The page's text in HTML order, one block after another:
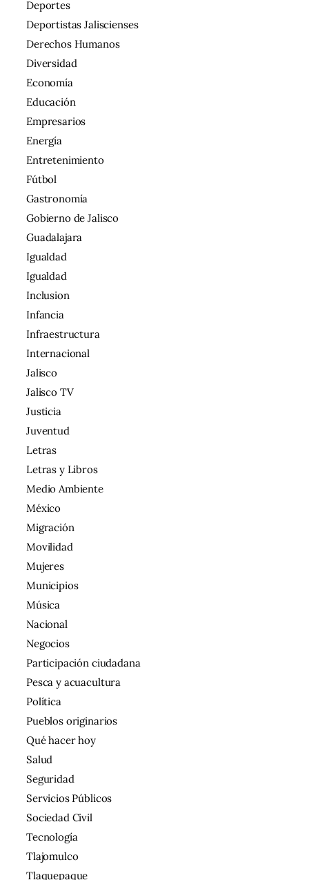
Deportes
Deportistas Jaliscienses
Derechos Humanos
Diversidad
Economía
Educación
Empresarios
Energía
Entretenimiento
Fútbol
Gastronomía
Gobierno de Jalisco
Guadalajara
Igualdad
Igualdad
Inclusion
Infancia
Infraestructura
Internacional
Jalisco
Jalisco TV
Justicia
Juventud
Letras
Letras y Libros
Medio Ambiente
México
Migración
Movilidad
Mujeres
Municipios
Música
Nacional
Negocios
Participación ciudadana
Pesca y acuacultura
Política
Pueblos originarios
Qué hacer hoy
Salud
Seguridad
Servicios Públicos
Sociedad Civil
Tecnología
Tlajomulco
Tlaquepaque